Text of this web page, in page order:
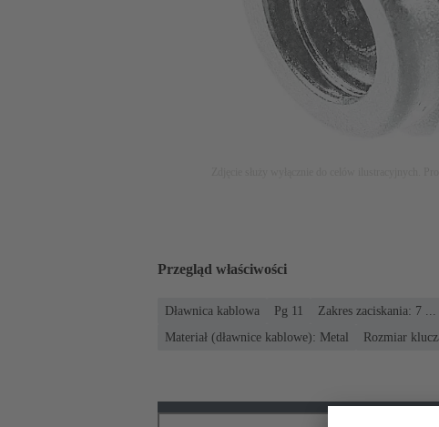
Przegląd właściwości
Dławnica kablowa Pg 11
Zakres zaciskania: 7
Materiał (dławnice kablowe): Metal
Rozmiar